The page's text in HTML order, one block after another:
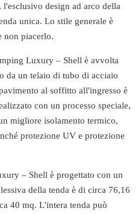
design ad arco della
unica. Lo stile generale è
non piacerlo.
Luxury – Shell è avvolta
da un telaio di tubo di acciaio
al soffitto all'ingresso è
con un processo speciale,
migliore isolamento termico,
protezione UV e protezione
– Shell è progettato con un
della tenda è di circa 76,16
40 mq. L'intera tenda può